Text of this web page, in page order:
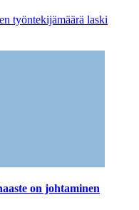
työntekijämäärä laski
on johtaminen